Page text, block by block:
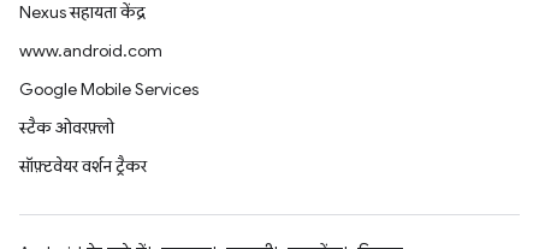
Nexus सहायता केंद्र
www.android.com
Google Mobile Services
स्टैक ओवरफ़्लो
सॉफ़्टवेयर वर्शन ट्रैकर